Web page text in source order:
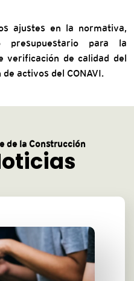
ajustes en la normativa,
presupuestario para la
verificación de calidad del
activos del CONAVI.
de la Construcción